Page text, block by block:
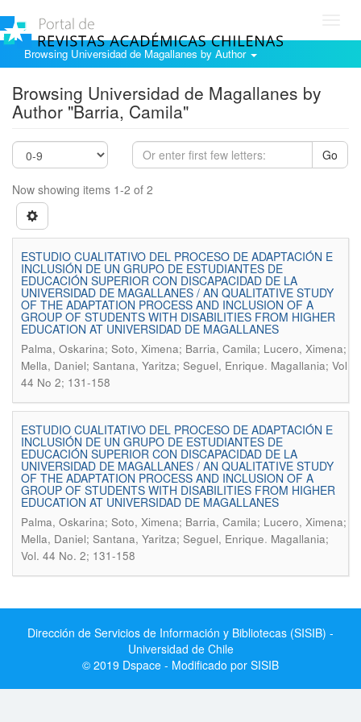
Browsing Universidad de Magallanes by Author
Browsing Universidad de Magallanes by
Author "Barria, Camila"
Go
Now showing items 1-2 of 2
ESTUDIO CUALITATIVO DEL PROCESO DE ADAPTACIÓN E
INCLUSIÓN DE UN GRUPO DE ESTUDIANTES DE
EDUCACIÓN SUPERIOR CON DISCAPACIDAD DE LA
UNIVERSIDAD DE MAGALLANES / AN QUALITATIVE STUDY
OF THE ADAPTATION PROCESS AND INCLUSION OF A
GROUP OF STUDENTS WITH DISABILITIES FROM HIGHER
EDUCATION AT UNIVERSIDAD DE MAGALLANES
Palma, Oskarina; Soto, Ximena; Barria, Camila; Lucero, Ximena;
Mella, Daniel; Santana, Yaritza; Seguel, Enrique. Magallania; Vol
44 No 2; 131-158
ESTUDIO CUALITATIVO DEL PROCESO DE ADAPTACIÓN E
INCLUSIÓN DE UN GRUPO DE ESTUDIANTES DE
EDUCACIÓN SUPERIOR CON DISCAPACIDAD DE LA
UNIVERSIDAD DE MAGALLANES / AN QUALITATIVE STUDY
OF THE ADAPTATION PROCESS AND INCLUSION OF A
GROUP OF STUDENTS WITH DISABILITIES FROM HIGHER
EDUCATION AT UNIVERSIDAD DE MAGALLANES
Palma, Oskarina; Soto, Ximena; Barria, Camila; Lucero, Ximena;
Mella, Daniel; Santana, Yaritza; Seguel, Enrique. Magallania;
Vol. 44 No. 2; 131-158
Dirección de Servicios de Información y Bibliotecas (SISIB) -
Universidad de Chile
© 2019 Dspace - Modificado por SISIB